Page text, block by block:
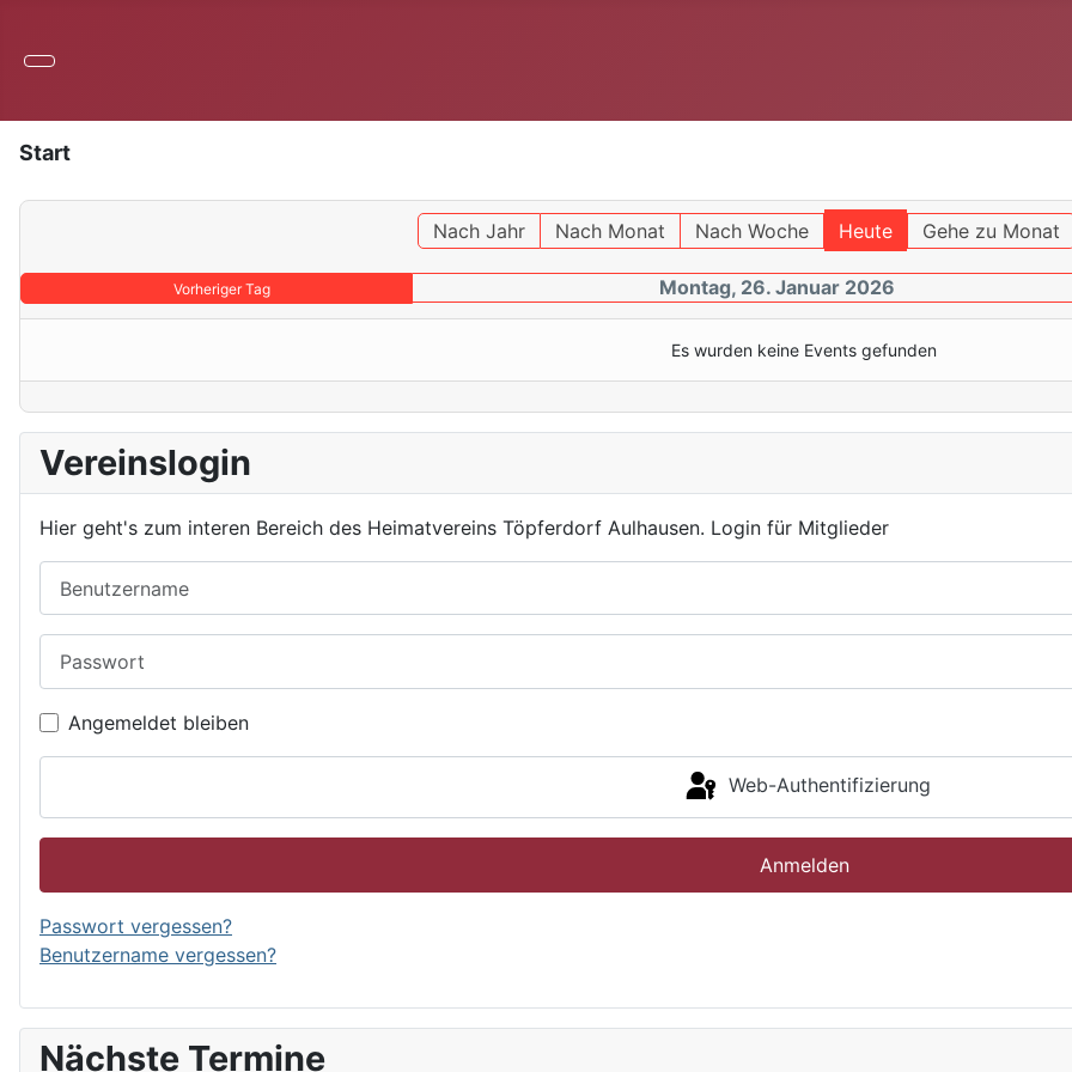
Start
Nach Jahr Nach Monat Nach Woche Heute Gehe zu Monat
Vorheriger Tag Montag, 26. Januar 2026
Es wurden keine Events gefunden
Vereinslogin
Hier geht's zum interen Bereich des Heimatvereins Töpferdorf Aulhausen. Login für Mitglieder
Angemeldet bleiben
Web-Authentifizierung
Anmelden
Passwort vergessen?
Benutzername vergessen?
Nächste Termine